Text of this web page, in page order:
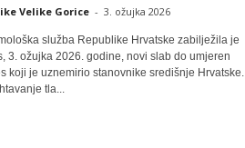
Velike Gorice - 3. ožujka 2026
služba Republike Hrvatske zabilježila je
3. ožujka 2026. godine, novi slab do umjeren
koji je uznemirio stanovnike središnje Hrvatske.
tla...